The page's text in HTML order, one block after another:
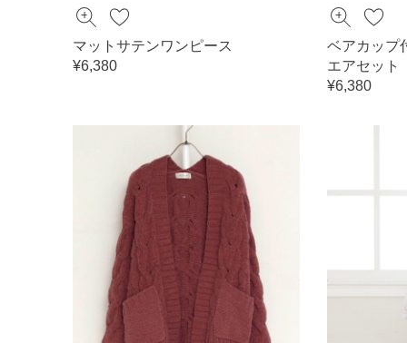
マットサテンワンピース
¥6,380
ベアカップ
エアセット
¥6,380